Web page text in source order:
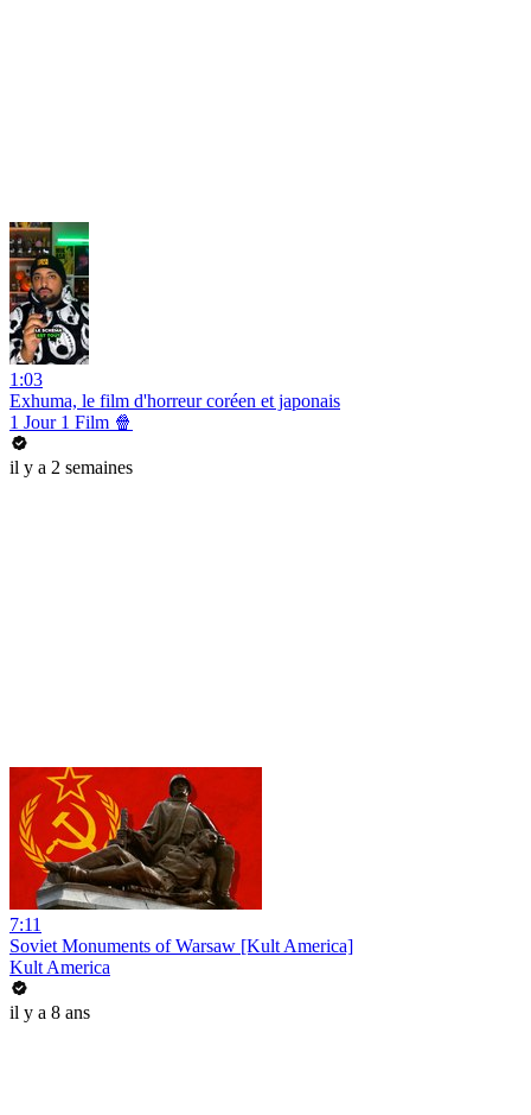
1:03
Exhuma, le film d'horreur coréen et japonais
1 Jour 1 Film 🍿
il y a 2 semaines
7:11
Soviet Monuments of Warsaw [Kult America]
Kult America
il y a 8 ans